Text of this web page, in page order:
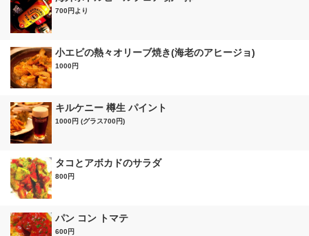
700円より
小エビの熱々オリーブ焼き(海老のアヒージョ)
1000円
キルケニー 樽生 パイント
1000円 (グラス700円)
タコとアボカドのサラダ
800円
パン コン トマテ
600円